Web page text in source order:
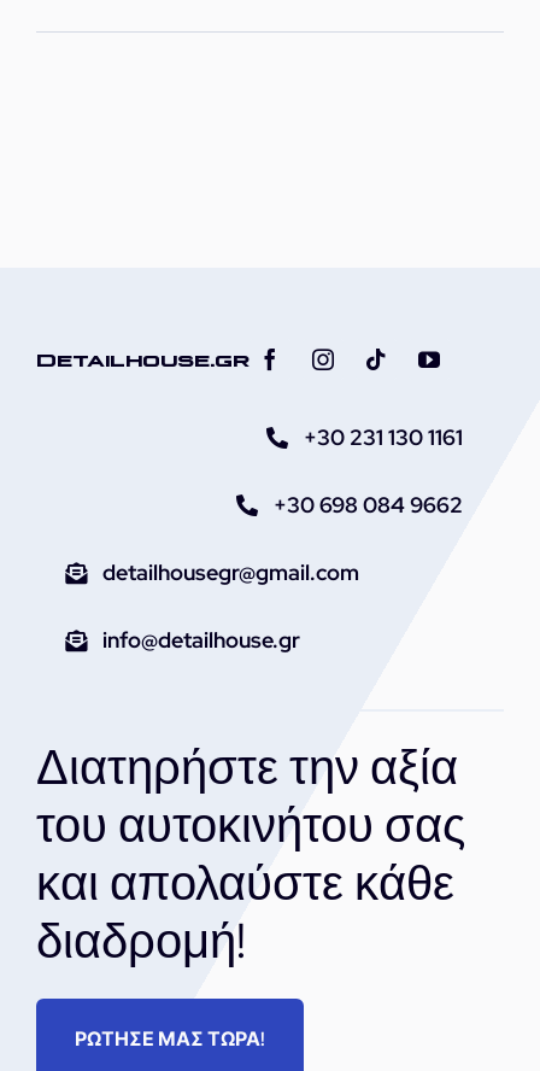
Detailhouse.gr
+30 231 130 1161
+30 698 084 9662
detailhousegr@gmail.com
info@detailhouse.gr
Διατηρήστε την αξία
του αυτοκινήτου σας
και απολαύστε κάθε
διαδρομή!
ΡΩΤΗΣΕ ΜΑΣ ΤΩΡΑ!